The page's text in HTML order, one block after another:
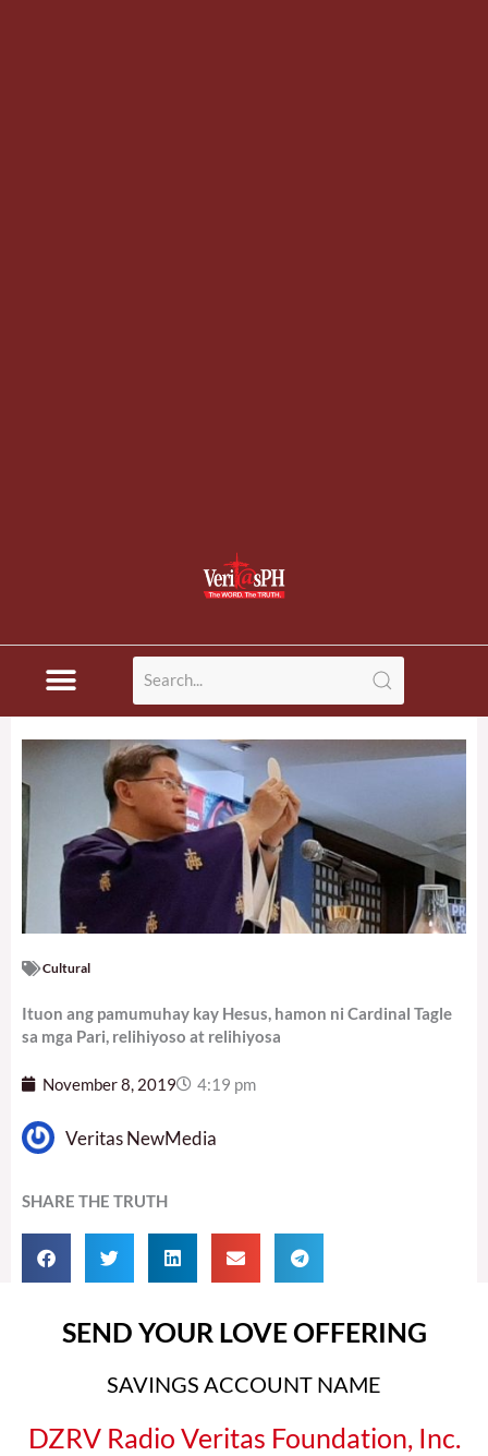
Cultural
Ituon ang pamumuhay kay Hesus, hamon ni Cardinal Tagle
sa mga Pari, relihiyoso at relihiyosa
November 8, 2019 4:19 pm
Veritas NewMedia
SHARE THE TRUTH
SEND YOUR LOVE OFFERING
SAVINGS ACCOUNT NAME
DZRV Radio Veritas Foundation, Inc.